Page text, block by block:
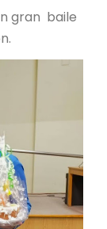
gran baile